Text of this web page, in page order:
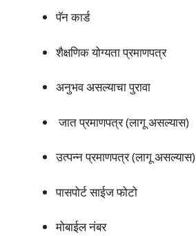
पॅन कार्ड
शैक्षणिक योग्यता प्रमाणपत्र
अनुभव असल्याचा पुरावा
जात प्रमाणपत्र (लागू असल्यास)
उत्पन्न प्रमाणपत्र (लागू असल्यास)
पासपोर्ट साईज फोटो
मोबाईल नंबर